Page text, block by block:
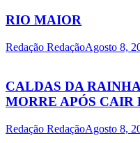
RIO MAIOR
Redação RedaçãoAgosto 8,
CALDAS DA
MORRE APÓS CAIR
Redação RedaçãoAgosto 8,